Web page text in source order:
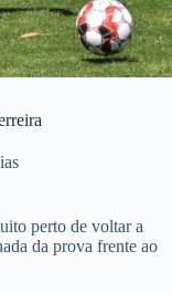
perto de voltar a
da prova frente ao